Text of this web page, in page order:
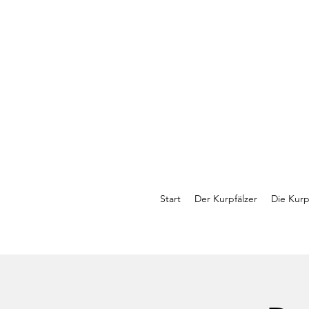
Start Der Kurpfälzer Die